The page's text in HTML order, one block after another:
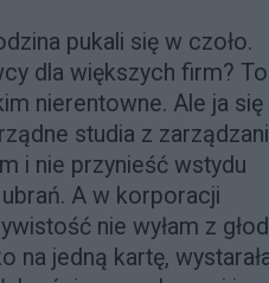
pukali się w czoło.
dla większych firm? To
nierentowne. Ale ja się
studia z
i nie przynieść wstydu
A w korporacji
nie wyłam z
na jedną kartę,